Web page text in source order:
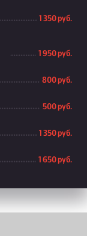
1 350 руб.
1 950 руб.
800 руб.
500 руб.
1 350 руб.
1 650 руб.